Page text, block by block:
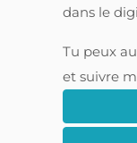
dans le
Tu peux
et suivre